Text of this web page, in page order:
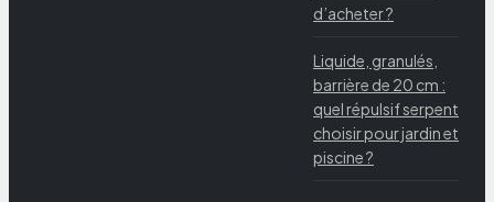
d’acheter ?
Liquide, granulés,
barrière de 20 cm :
quel répulsif serpent
choisir pour jardin et
piscine ?